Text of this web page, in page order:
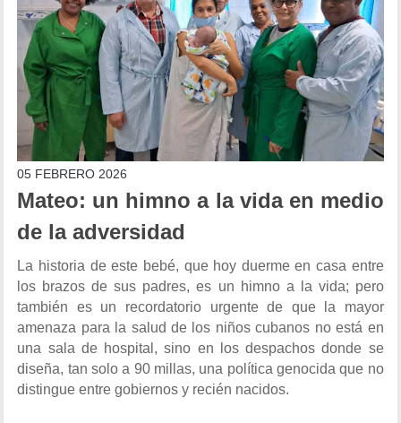
05 FEBRERO 2026
Mateo: un himno a la vida en medio
de la adversidad
La historia de este bebé, que hoy duerme en casa entre
los brazos de sus padres, es un himno a la vida; pero
también es un recordatorio urgente de que la mayor
amenaza para la salud de los niños cubanos no está en
una sala de hospital, sino en los despachos donde se
diseña, tan solo a 90 millas, una política genocida que no
distingue entre gobiernos y recién nacidos.